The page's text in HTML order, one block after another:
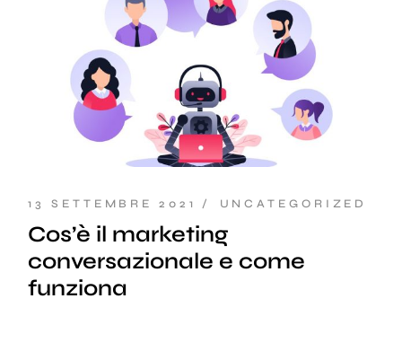
13 SETTEMBRE 2021 UNCATEGORIZED
Cos’è il marketing
conversazionale e come
funziona